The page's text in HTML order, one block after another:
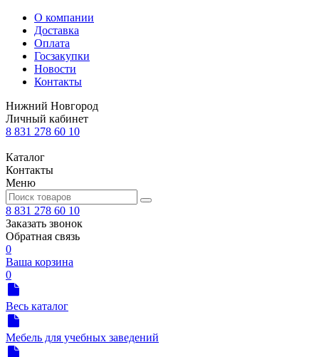
О компании
Доставка
Оплата
Госзакупки
Новости
Контакты
Нижний Новгород
Личный кабинет
8 831 278 60 10
Каталог
Контакты
Меню
8 831 278 60 10
Заказать звонок
Обратная связь
0
Ваша корзина
0
Весь каталог
Мебель для учебных заведений